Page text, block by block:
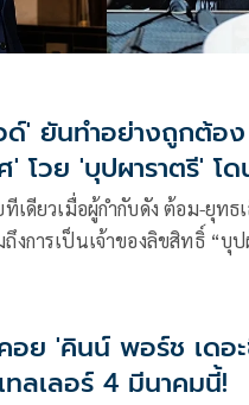
' ยันทำอย่างถูกต้อ
โวย 'บุปผาราตรี' โด
ทีเดียวเมื่อผู้กำกับดัง ต้อม-ยุทธ
งการเป็นเจ้าของลิขสิทธิ์ “บุป
อย 'คินน์ พอร์ช เดอ
ลเลอร์ 4 มีนาคมนี้!